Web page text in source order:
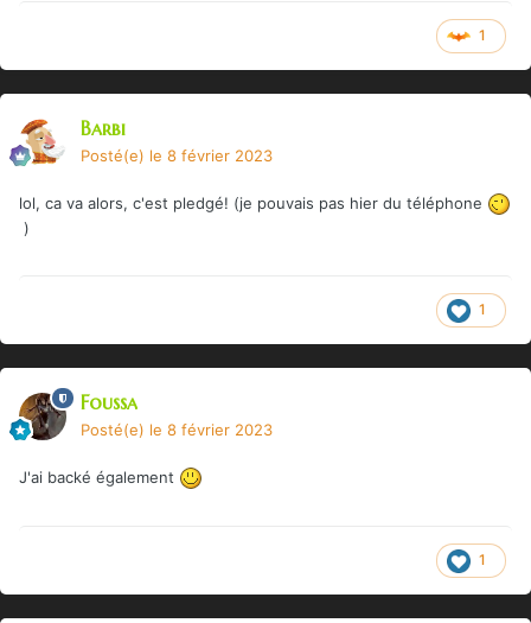
1
Barbi
Posté(e) le 8 février 2023
lol, ca va alors, c'est pledgé! (je pouvais pas hier du téléphone
)
1
Foussa
Posté(e) le 8 février 2023
J'ai backé également
1